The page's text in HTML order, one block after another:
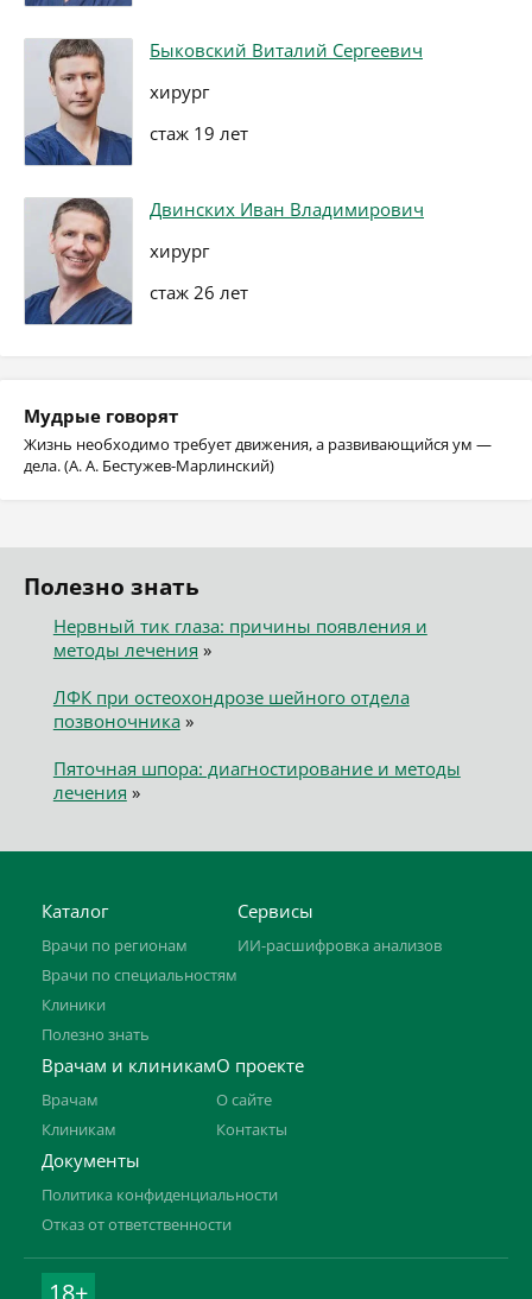
Быковский Виталий Сергеевич
хирург
стаж 19 лет
Двинских Иван Владимирович
хирург
стаж 26 лет
Мудрые говорят
Жизнь необходимо требует движения, а развивающийся ум —
дела. (А. А. Бестужев-Марлинский)
Полезно знать
Нервный тик глаза: причины появления и
методы лечения »
ЛФК при остеохондрозе шейного отдела
позвоночника»
Пяточная шпора: диагностирование и методы
лечения »
Каталог
Врачи по регионам
Врачи по специальностям
Клиники
Полезно знать
Сервисы
ИИ-расшифровка анализов
Врачам и клиникам
Врачам
Клиникам
О проекте
О сайте
Контакты
Документы
Политика конфиденциальности
Отказ от ответственности
18+